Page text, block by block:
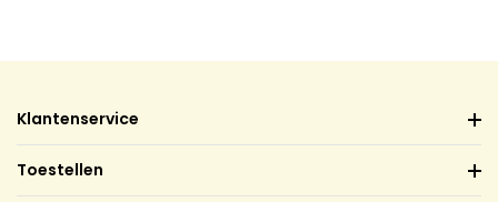
Klantenservice
Toestellen